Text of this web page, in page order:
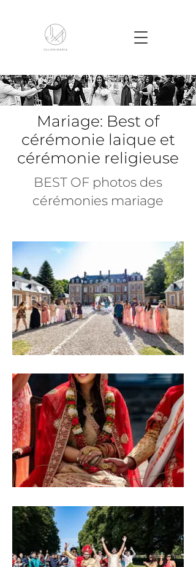
Mariage: Best of
cérémonie laique et
cérémonie religieuse
BEST OF photos des
cérémonies mariage